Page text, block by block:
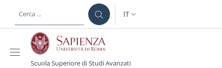
al contenuto principale
SELETTORE LINGUA:
IT
Scuola Superiore di Studi Avanzati